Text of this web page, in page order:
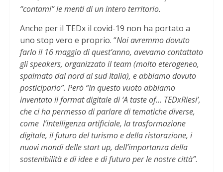
“contami” le menti di un intero territorio.
Anche per il TEDx il covid-19 non ha portato a
uno stop vero e proprio. “Noi avremmo dovuto
farlo il 16 maggio di quest’anno, avevamo contattato
gli speakers, organizzato il team (molto eterogeneo,
spalmato dal nord al sud Italia), e abbiamo dovuto
posticiparlo”. Però “In questo vuoto abbiamo
inventato il format digitale di ‘A taste of… TEDxRiesi’,
che ci ha permesso di parlare di tematiche diverse,
come l’intelligenza artificiale, la trasformazione
digitale, il futuro del turismo e della ristorazione, i
nuovi mondi delle start up, dell’importanza della
sostenibilità e di idee e di futuro per le nostre città”.